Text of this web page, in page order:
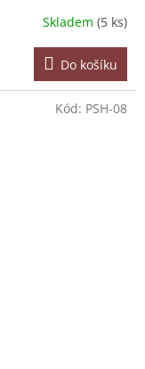
Skladem (5 ks)
Do košíku
Kód: PSH-08